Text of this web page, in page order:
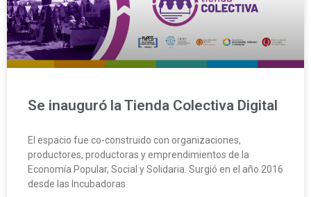
Se inauguró la Tienda Colectiva Digital
El espacio fue co-construido con organizaciones,
productores, productoras y emprendimientos de la
Economía Popular, Social y Solidaria. Surgió en el año 2016
desde las Incubadoras